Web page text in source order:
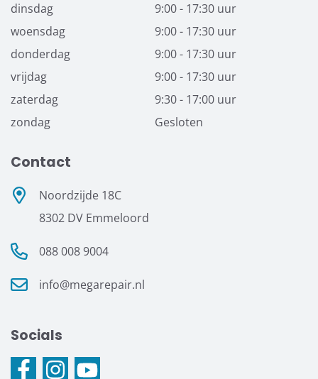
dinsdag
9:00 - 17:30 uur
woensdag
9:00 - 17:30 uur
donderdag
9:00 - 17:30 uur
vrijdag
9:00 - 17:30 uur
zaterdag
9:30 - 17:00 uur
zondag
Gesloten
Contact
Noordzijde 18C
8302 DV Emmeloord
088 008 9004
info@megarepair.nl
Socials